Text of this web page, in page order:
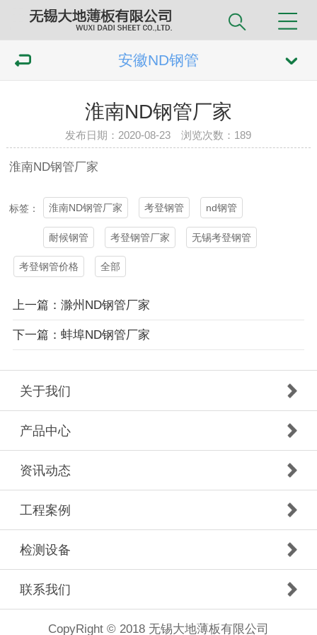
安徽ND钢管
淮南ND钢管厂家
发布日期：2020-08-23 浏览次数： 189
淮南ND钢管厂家
标签： 淮南ND钢管厂家 考登钢管 nd钢管
耐候钢管 考登钢管厂家 无锡考登钢管
考登钢管价格 全部
上一篇：滁州ND钢管厂家
下一篇：蚌埠ND钢管厂家
关于我们
产品中心
资讯动态
工程案例
检测设备
联系我们
CopyRight © 2018 无锡大地薄板有限公司